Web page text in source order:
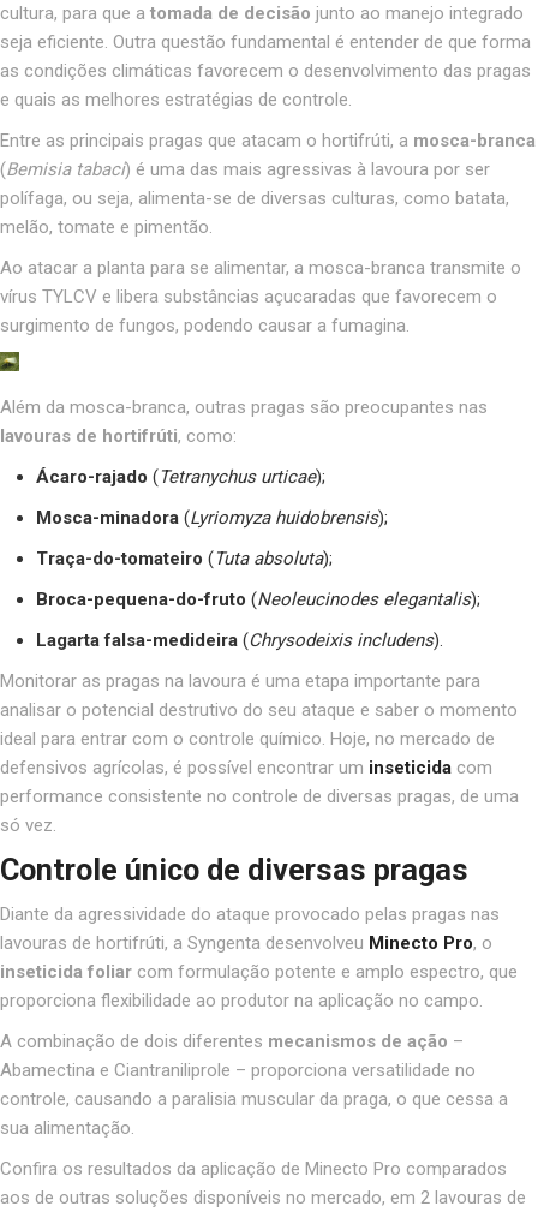
cultura, para que a tomada de decisão junto ao manejo integrado
seja eficiente. Outra questão fundamental é entender de que forma
as condições climáticas favorecem o desenvolvimento das pragas
e quais as melhores estratégias de controle.
Entre as principais pragas que atacam o hortifrúti, a mosca-branca
(Bemisia tabaci) é uma das mais agressivas à lavoura por ser
polífaga, ou seja, alimenta-se de diversas culturas, como batata,
melão, tomate e pimentão.
Ao atacar a planta para se alimentar, a mosca-branca transmite o
vírus TYLCV e libera substâncias açucaradas que favorecem o
surgimento de fungos, podendo causar a fumagina.
Além da mosca-branca, outras pragas são preocupantes nas
lavouras de hortifrúti, como:
Ácaro-rajado (Tetranychus urticae);
Mosca-minadora (Lyriomyza huidobrensis);
Traça-do-tomateiro (Tuta absoluta);
Broca-pequena-do-fruto (Neoleucinodes elegantalis);
Lagarta falsa-medideira (Chrysodeixis includens).
Monitorar as pragas na lavoura é uma etapa importante para
analisar o potencial destrutivo do seu ataque e saber o momento
ideal para entrar com o controle químico. Hoje, no mercado de
defensivos agrícolas, é possível encontrar um inseticida com
performance consistente no controle de diversas pragas, de uma
só vez.
Controle único de diversas pragas
Diante da agressividade do ataque provocado pelas pragas nas
lavouras de hortifrúti, a Syngenta desenvolveu Minecto Pro, o
inseticida foliar com formulação potente e amplo espectro, que
proporciona flexibilidade ao produtor na aplicação no campo.
A combinação de dois diferentes mecanismos de ação –
Abamectina e Ciantraniliprole – proporciona versatilidade no
controle, causando a paralisia muscular da praga, o que cessa a
sua alimentação.
Confira os resultados da aplicação de Minecto Pro comparados
aos de outras soluções disponíveis no mercado, em 2 lavouras de